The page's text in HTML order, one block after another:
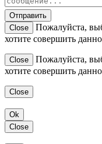
Отправить
Close
Пожалуйста,
хотите совершить
Close
Пожалуйста,
хотите совершить
Close
Ok
Close